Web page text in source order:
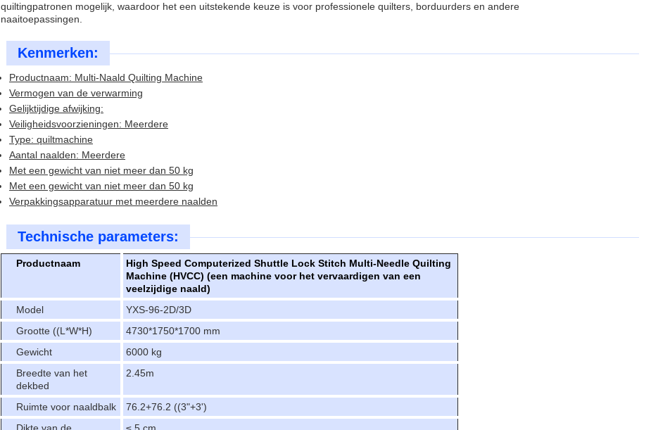
quiltingpatronen mogelijk, waardoor het een uitstekende keuze is voor professionele quilters, borduurders en andere
naaitoepassingen.
Kenmerken:
Productnaam: Multi-Naald Quilting Machine
Vermogen van de verwarming
Gelijktijdige afwijking:
Veiligheidsvoorzieningen: Meerdere
Type: quiltmachine
Aantal naalden: Meerdere
Met een gewicht van niet meer dan 50 kg
Met een gewicht van niet meer dan 50 kg
Verpakkingsapparatuur met meerdere naalden
Technische parameters:
Productnaam
High Speed Computerized Shuttle Lock Stitch Multi-Needle Quilting
Machine (HVCC) (een machine voor het vervaardigen van een
veelzijdige naald)
Model
YXS-96-2D/3D
Grootte ((L*W*H)
4730*1750*1700 mm
Gewicht
6000 kg
Breedte van het
dekbed
2.45m
Ruimte voor naaldbalk
76.2+76.2 ((3"+3')